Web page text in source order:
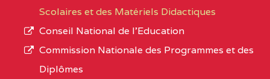
:4740 YAOUNDE
CENTRE
COLLEGE PANAFRICAIN
DE L'EXCELLENCE BP
Scolaires et des Matériels Didactiques
Conseil National de l’Education
Commission Nationale des Programmes et des
Diplômes